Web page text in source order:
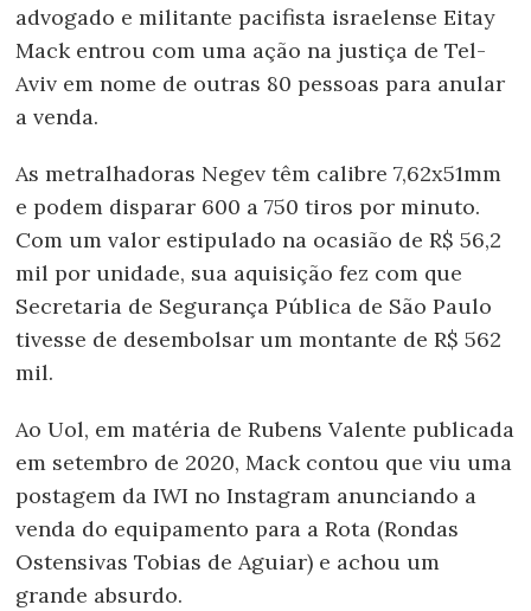
advogado e militante pacifista israelense Eitay
Mack entrou com uma ação na justiça de Tel-
Aviv em nome de outras 80 pessoas para anular
a venda.
As metralhadoras Negev têm calibre 7,62x51mm
e podem disparar 600 a 750 tiros por minuto.
Com um valor estipulado na ocasião de R$ 56,2
mil por unidade, sua aquisição fez com que
Secretaria de Segurança Pública de São Paulo
tivesse de desembolsar um montante de R$ 562
mil.
Ao Uol, em matéria de Rubens Valente publicada
em setembro de 2020, Mack contou que viu uma
postagem da IWI no Instagram anunciando a
venda do equipamento para a Rota (Rondas
Ostensivas Tobias de Aguiar) e achou um
grande absurdo.